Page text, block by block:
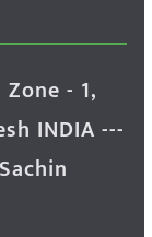
- 1,
INDIA ---